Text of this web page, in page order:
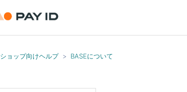
ショップ向けヘルプ BASEについて